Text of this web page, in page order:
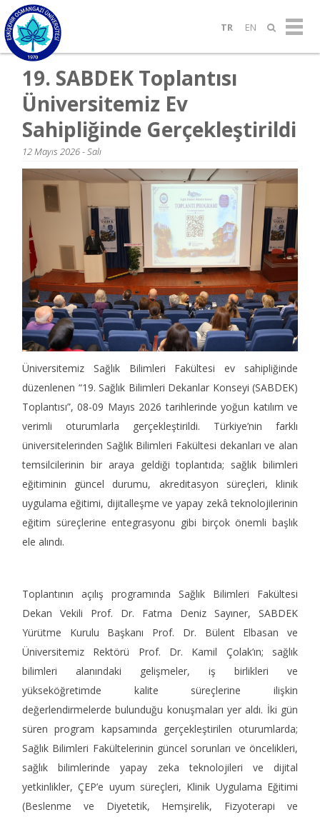
TR EN
19. SABDEK Toplantısı
Üniversitemiz Ev
Sahipliğinde Gerçekleştirildi
12 Mayıs 2026 - Salı
Üniversitemiz Sağlık Bilimleri Fakültesi ev sahipliğinde
düzenlenen “19. Sağlık Bilimleri Dekanlar Konseyi (SABDEK)
Toplantısı”, 08-09 Mayıs 2026 tarihlerinde yoğun katılım ve
verimli oturumlarla gerçekleştirildi. Türkiye’nin farklı
üniversitelerinden Sağlık Bilimleri Fakültesi dekanları ve alan
temsilcilerinin bir araya geldiği toplantıda; sağlık bilimleri
eğitiminin güncel durumu, akreditasyon süreçleri, klinik
uygulama eğitimi, dijitalleşme ve yapay zekâ teknolojilerinin
eğitim süreçlerine entegrasyonu gibi birçok önemli başlık
ele alındı.
Toplantının açılış programında Sağlık Bilimleri Fakültesi
Dekan Vekili Prof. Dr. Fatma Deniz Sayıner, SABDEK
Yürütme Kurulu Başkanı Prof. Dr. Bülent Elbasan ve
Üniversitemiz Rektörü Prof. Dr. Kamil Çolak’ın; sağlık
bilimleri alanındaki gelişmeler, iş birlikleri ve
yükseköğretimde kalite süreçlerine ilişkin
değerlendirmelerde bulunduğu konuşmaları yer aldı. İki gün
süren program kapsamında gerçekleştirilen oturumlarda;
Sağlık Bilimleri Fakültelerinin güncel sorunları ve öncelikleri,
sağlık bilimlerinde yapay zeka teknolojileri ve dijital
yetkinlikler, ÇEP’e uyum süreçleri, Klinik Uygulama Eğitimi
(Beslenme ve Diyetetik, Hemşirelik, Fizyoterapi ve